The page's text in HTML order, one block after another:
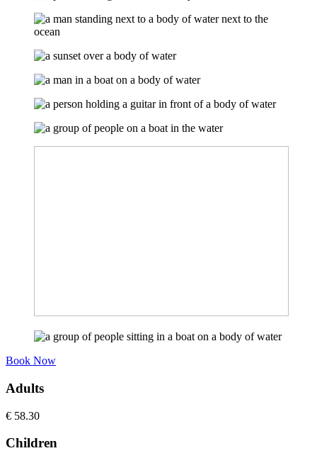
Book Now
Adults
€ 58.30
Children